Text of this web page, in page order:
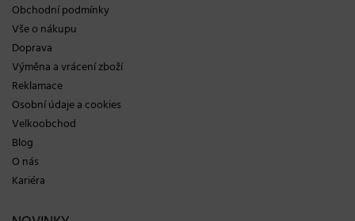
Obchodní podmínky
Vše o nákupu
Doprava
Výměna a vrácení zboží
Reklamace
Osobní údaje a cookies
Velkoobchod
Blog
O nás
Kariéra